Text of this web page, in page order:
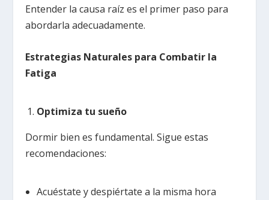
Entender la causa raíz es el primer paso para
abordarla adecuadamente.
Estrategias Naturales para Combatir la
Fatiga
Optimiza tu sueño
Dormir bien es fundamental. Sigue estas
recomendaciones:
Acuéstate y despiértate a la misma hora